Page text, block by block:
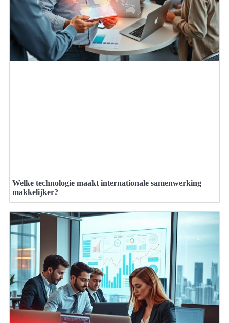
Welke technologie maakt internationale samenwerking
makkelijker?